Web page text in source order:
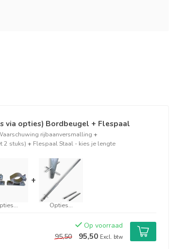
via opties) Bordbeugel + Flespaal
rijbaanversmalling +
2 stuks) + Flespaal Staal - kies je lengte
+
Opties...
Op voorraad
95,50
95,50 Excl. btw